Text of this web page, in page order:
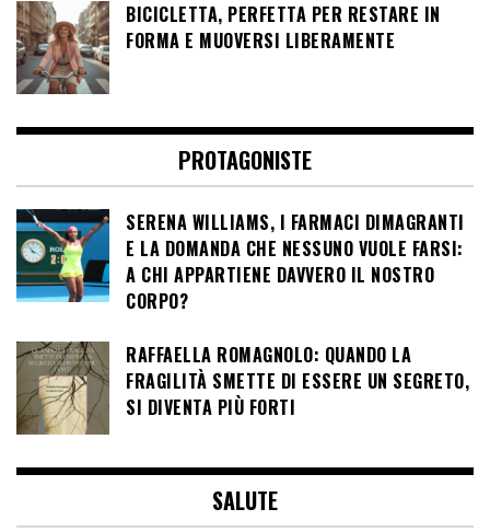
BICICLETTA, PERFETTA PER RESTARE IN
FORMA E MUOVERSI LIBERAMENTE
PROTAGONISTE
SERENA WILLIAMS, I FARMACI DIMAGRANTI
E LA DOMANDA CHE NESSUNO VUOLE FARSI:
A CHI APPARTIENE DAVVERO IL NOSTRO
CORPO?
RAFFAELLA ROMAGNOLO: QUANDO LA
FRAGILITÀ SMETTE DI ESSERE UN SEGRETO,
SI DIVENTA PIÙ FORTI
SALUTE